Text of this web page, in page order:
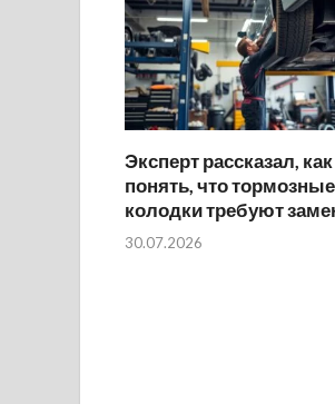
Эксперт рассказал, как
понять, что тормозные
колодки требуют
30.07.2026